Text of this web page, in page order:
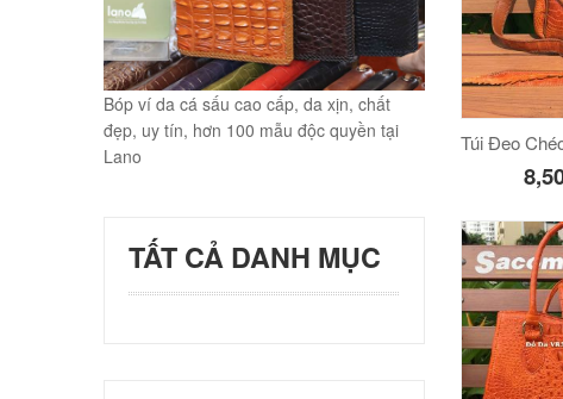
Bóp ví da cá sấu cao cấp, da xịn, chất
đẹp, uy tín, hơn 100 mẫu độc quyền tại
Lano
TẤT CẢ DANH MỤC